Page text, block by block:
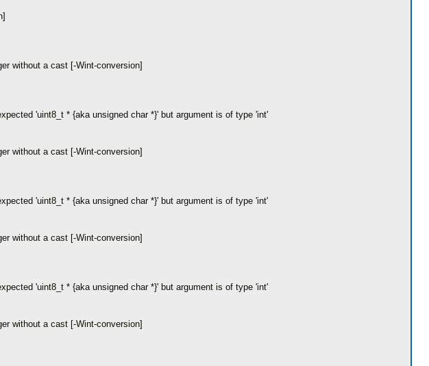
without a cast [-Wint-conversion]
'uint8_t * {aka unsigned char *}' but argument is of type 'int'
without a cast [-Wint-conversion]
'uint8_t * {aka unsigned char *}' but argument is of type 'int'
without a cast [-Wint-conversion]
'uint8_t * {aka unsigned char *}' but argument is of type 'int'
without a cast [-Wint-conversion]